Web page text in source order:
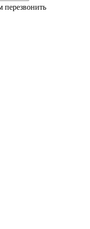
перезвонить